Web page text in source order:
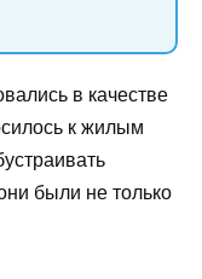
в качестве
к жилым
были не только